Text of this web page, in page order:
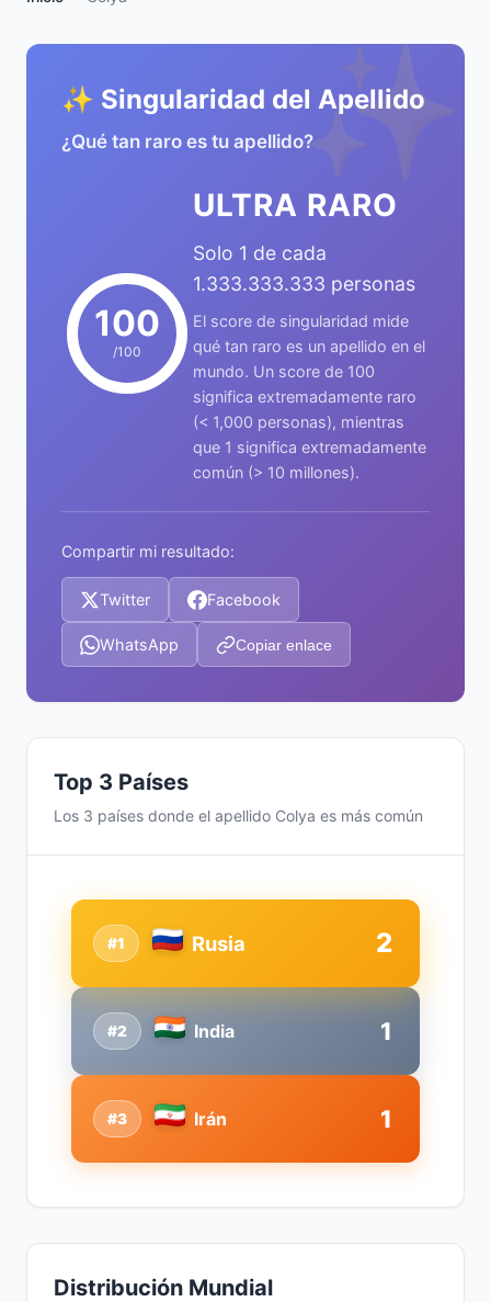
✨
✨ Singularidad del Apellido
¿Qué tan raro es tu apellido?
100
/100
ULTRA RARO
Solo 1 de cada
1.333.333.333 personas
El score de singularidad mide
qué tan raro es un apellido en el
mundo. Un score de 100
significa extremadamente raro
(< 1,000 personas), mientras
que 1 significa extremadamente
común (> 10 millones).
Compartir mi resultado:
Twitter Facebook
WhatsApp Copiar enlace
Top 3 Países
Los 3 países donde el apellido Colya es más común
#2 India 1
#1 Rusia 2
#3 Irán 1
Distribución Mundial